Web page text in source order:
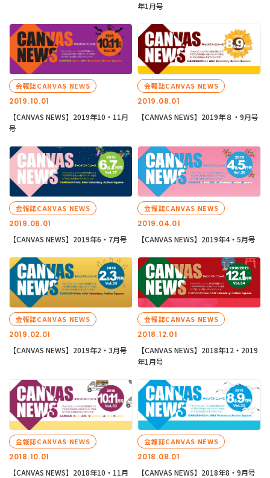
年1月号
2019.10.01
会報誌CANVAS NEWS
【CANVAS NEWS】2019年10・11月
号
2019.08.01
会報誌CANVAS NEWS
【CANVAS NEWS】2019年８・9月号
2019.06.01
会報誌CANVAS NEWS
【CANVAS NEWS】2019年6・7月号
2019.04.01
会報誌CANVAS NEWS
【CANVAS NEWS】2019年4・5月号
2019.02.01
会報誌CANVAS NEWS
【CANVAS NEWS】2019年2・3月号
2018.12.01
会報誌CANVAS NEWS
【CANVAS NEWS】2018年12・2019
年1月号
2018.10.01
会報誌CANVAS NEWS
【CANVAS NEWS】2018年10・11月
2018.08.01
会報誌CANVAS NEWS
【CANVAS NEWS】2018年8・9月号